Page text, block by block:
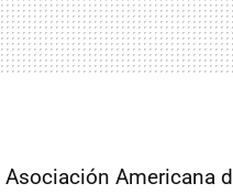
Asociación Americana